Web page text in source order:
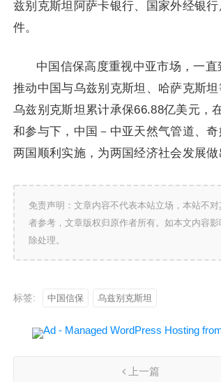
兹别克斯坦阿萨卡银行、国家外经银
件。
中国信保高度重视中亚市场，一
推动中国与乌兹别克斯坦、哈萨克斯
乌兹别克斯坦累计承保66.88亿美元，
和参与下，中国－中亚天然气管道、
两国顺利实施，为两国经济社会发展
免责声明：文章内容不代表本站立场，本站不
者参考，文章版权归原作者所有。如本文内容
除处理。
标签: 中国信保 乌兹别克斯坦
上一篇